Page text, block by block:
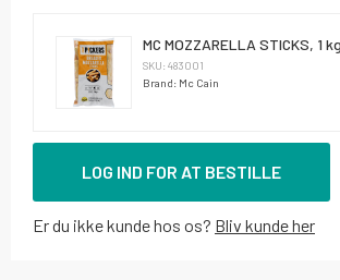
MC MOZZARELLA STICKS, 1 kg
SKU: 483001
Brand: Mc Cain
LOG IND FOR AT BESTILLE
Er du ikke kunde hos os? Bliv kunde her